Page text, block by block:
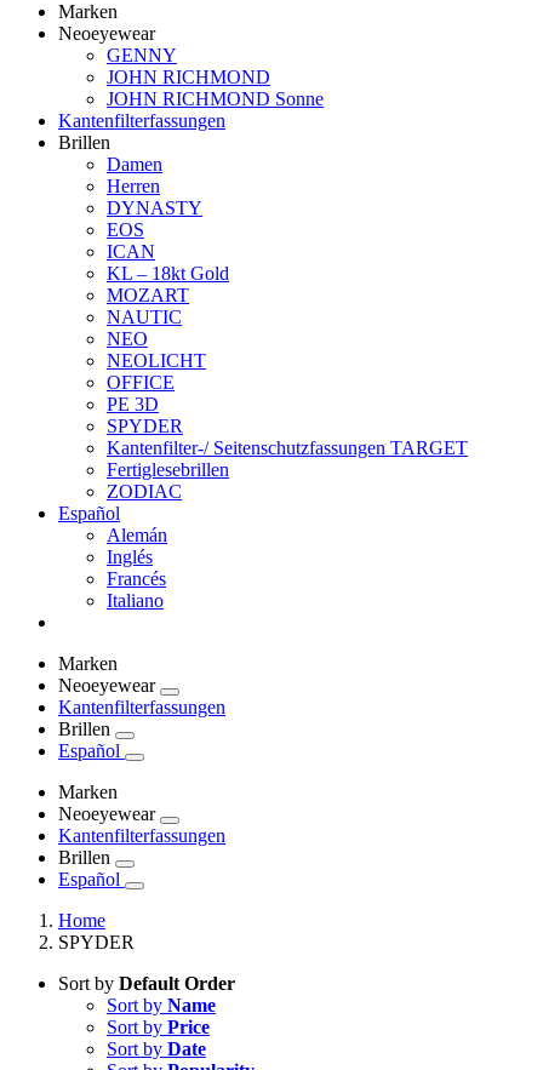
Marken
Neoeyewear
GENNY
JOHN RICHMOND
JOHN RICHMOND Sonne
Kantenfilterfassungen
Brillen
Damen
Herren
DYNASTY
EOS
ICAN
KL – 18kt Gold
MOZART
NAUTIC
NEO
NEOLICHT
OFFICE
PE 3D
SPYDER
Kantenfilter-/ Seitenschutzfassungen TARGET
Fertiglesebrillen
ZODIAC
Español
Alemán
Inglés
Francés
Italiano
Marken
Neoeyewear
Kantenfilterfassungen
Brillen
Español
Marken
Neoeyewear
Kantenfilterfassungen
Brillen
Español
Home
SPYDER
Sort by Default Order
Sort by Name
Sort by Price
Sort by Date